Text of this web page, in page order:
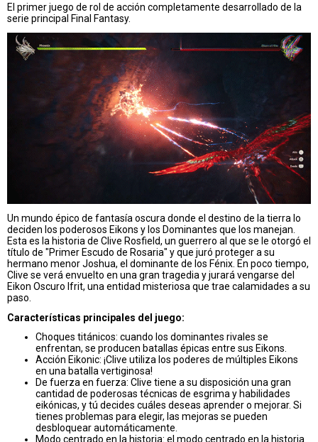
El primer juego de rol de acción completamente desarrollado de la
serie principal Final Fantasy.
Un mundo épico de fantasía oscura donde el destino de la tierra lo
deciden los poderosos Eikons y los Dominantes que los manejan.
Esta es la historia de Clive Rosfield, un guerrero al que se le otorgó el
título de "Primer Escudo de Rosaria" y que juró proteger a su
hermano menor Joshua, el dominante de los Fénix. En poco tiempo,
Clive se verá envuelto en una gran tragedia y jurará vengarse del
Eikon Oscuro Ifrit, una entidad misteriosa que trae calamidades a su
paso.
Características principales del juego:
Choques titánicos: cuando los dominantes rivales se
enfrentan, se producen batallas épicas entre sus Eikons.
Acción Eikonic: ¡Clive utiliza los poderes de múltiples Eikons
en una batalla vertiginosa!
De fuerza en fuerza: Clive tiene a su disposición una gran
cantidad de poderosas técnicas de esgrima y habilidades
eikónicas, y tú decides cuáles deseas aprender o mejorar. Si
tienes problemas para elegir, las mejoras se pueden
desbloquear automáticamente.
Modo centrado en la historia: el modo centrado en la historia